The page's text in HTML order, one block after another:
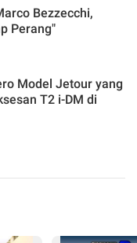
Bezzecchi,
Perang"
Model Jetour yang
T2 i-DM di